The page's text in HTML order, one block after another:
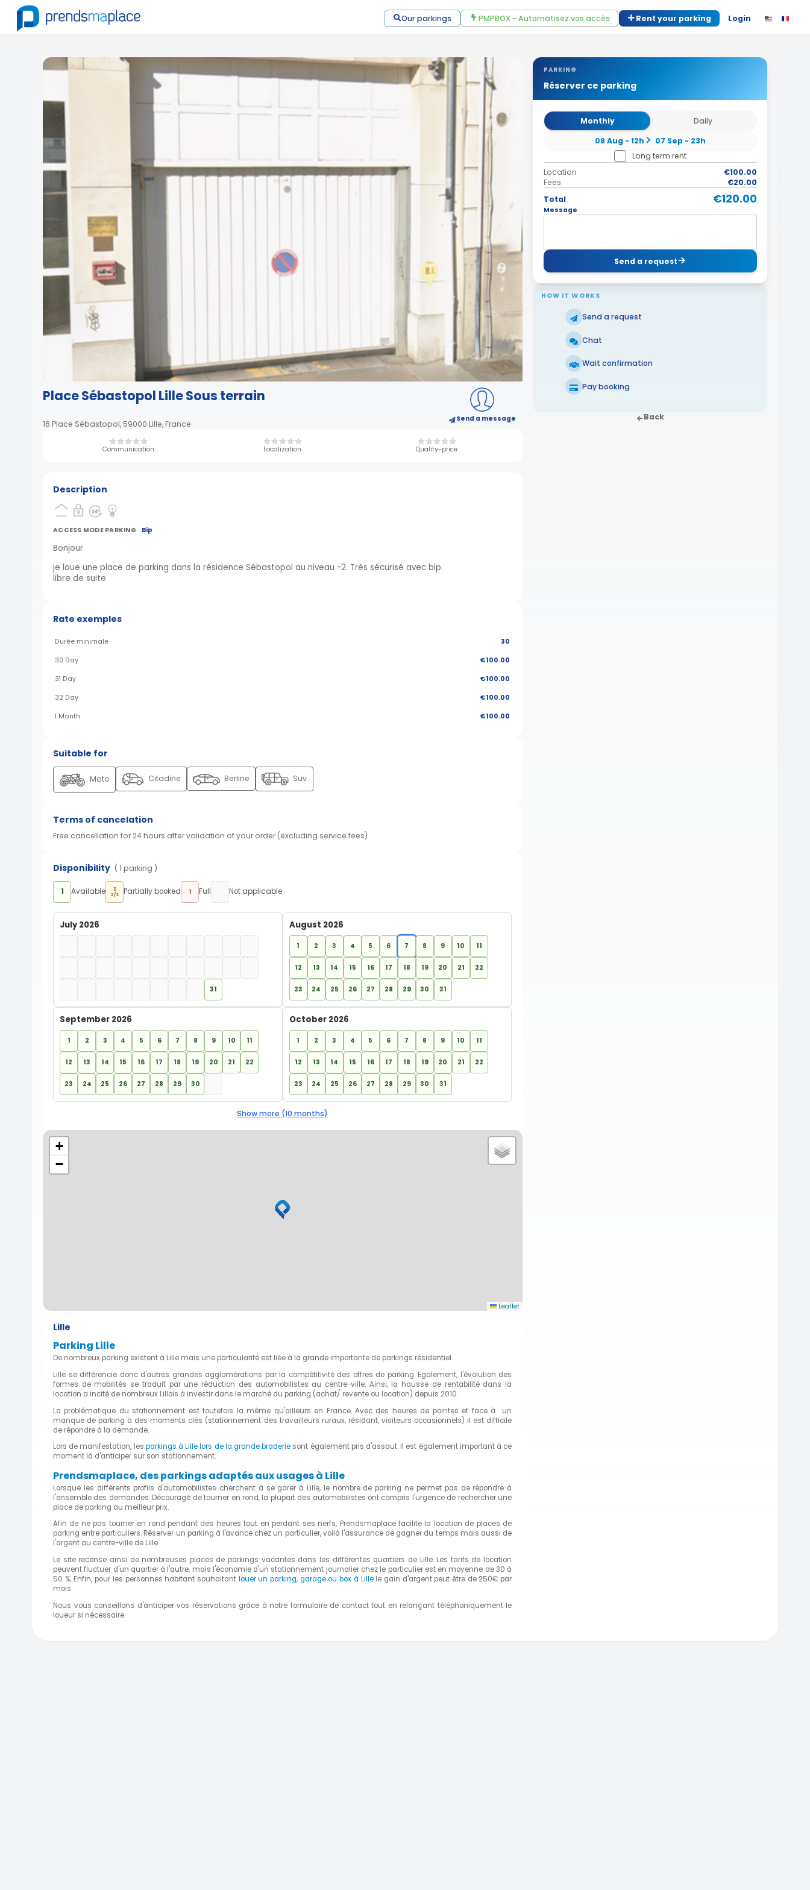
Our parkings PMPBOX - Automatisez vos accès Rent your parking Login
Place Sébastopol Lille Sous terrain
16 Place Sébastopol, 59000 Lille, France Send a message
Communication Localization Quality-price
PARKING
Réserver ce parking
Monthly
Daily
08 Aug - 12h
07 Sep - 23h
Long term rent
Location
€100.00
Fees
€20.00
Total
€120.00
Message
Send a request
HOW IT WORKS
Send a request
Chat
Wait confirmation
Pay booking
Back
Description
ACCESS MODE PARKING Bip
Bonjour
je loue une place de parking dans la résidence Sébastopol au niveau -2. Très sécurisé avec bip.
libre de suite
Rate exemples
Durée minimale 30
30 Day €100.00
31 Day €100.00
32 Day €100.00
1 Month €100.00
Suitable for
Moto Citadine Berline Suv
Terms of cancelation
Free cancellation for 24 hours after validation of your order (excluding service fees)
Disponibility ( 1 parking )
1 Available 1
2/3 Partially booked 1 Full Not applicable
July 2026
31
August 2026
1 2 3 4 5 6 7 8 9 10 11
12 13 14 15 16 17 18 19 20 21 22
23 24 25 26 27 28 29 30 31
September 2026
1 2 3 4 5 6 7 8 9 10 11
12 13 14 15 16 17 18 19 20 21 22
23 24 25 26 27 28 29 30
October 2026
1 2 3 4 5 6 7 8 9 10 11
12 13 14 15 16 17 18 19 20 21 22
23 24 25 26 27 28 29 30 31
Show more (10 months)
+
−
Leaflet
Lille
Parking Lille
De nombreux parking existent à Lille mais une particularité est liée à la grande importante de parkings résidentiel.
Lille se différencie donc d'autres grandes agglomérations par la compétitivité des offres de parking. Egalement, l'évolution des
formes de mobilités se traduit par une réduction des automobilistes au centre-ville. Ainsi, la hausse de rentabilité dans la
location a incité de nombreux Lillois à investir dans le marché du parking (achat/ revente ou location) depuis 2010.
La problématique du stationnement est toutefois la même qu'ailleurs en France. Avec des heures de pointes et face à un
manque de parking à des moments clés (stationnement des travailleurs ruraux, résidant, visiteurs occasionnels) il est difficile
de répondre à la demande.
Lors de manifestation, les parkings à Lille lors de la grande braderie sont également pris d'assaut. Il est également important à ce
moment là d'anticiper sur son stationnement.
Prendsmaplace, des parkings adaptés aux usages à Lille
Lorsque les différents profils d'automobilistes cherchent à se garer à Lille, le nombre de parking ne permet pas de répondre à
l'ensemble des demandes. Découragé de tourner en rond, la plupart des automobilistes ont compris l'urgence de rechercher une
place de parking au meilleur prix.
Afin de ne pas tourner en rond pendant des heures tout en perdant ses nerfs, Prendsmaplace facilite la location de places de
parking entre particuliers. Réserver un parking à l'avance chez un particulier, voilà l'assurance de gagner du temps mais aussi de
l'argent au centre-ville de Lille.
Le site recense ainsi de nombreuses places de parkings vacantes dans les différentes quartiers de Lille. Les tarifs de location
peuvent fluctuer d'un quartier à l'autre, mais l'économie d'un stationnement journalier chez le particulier est en moyenne de 30 à
50 %. Enfin, pour les personnes habitant souhaitant louer un parking, garage ou box à Lillele gain d'argent peut être de 250€ par
mois.
Nous vous conseillons d'anticiper vos réservations grâce à notre formulaire de contact tout en relançant téléphoniquement le
loueur si nécessaire.